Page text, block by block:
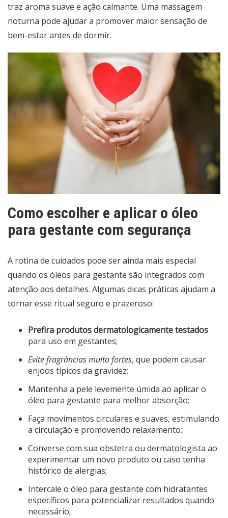
traz aroma suave e ação calmante. Uma massagem
noturna pode ajudar a promover maior sensação de
bem-estar antes de dormir.
Como escolher e aplicar o óleo
para gestante com segurança
A rotina de cuidados pode ser ainda mais especial
quando os óleos para gestante são integrados com
atenção aos detalhes. Algumas dicas práticas ajudam a
tornar esse ritual seguro e prazeroso:
Prefira produtos dermatologicamente testados
para uso em gestantes;
Evite fragrâncias muito fortes, que podem causar
enjoos típicos da gravidez;
Mantenha a pele levemente úmida ao aplicar o
óleo para gestante para melhor absorção;
Faça movimentos circulares e suaves, estimulando
a circulação e promovendo relaxamento;
Converse com sua obstetra ou dermatologista ao
experimentar um novo produto ou caso tenha
histórico de alergias;
Intercale o óleo para gestante com hidratantes
específicos para potencializar resultados quando
necessário;